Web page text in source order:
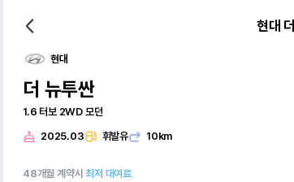
현대
현대
더 뉴투싼
1.6 터보 2WD 모던
2025.03 휘발유 10km
48개월 계약시최저 대여료